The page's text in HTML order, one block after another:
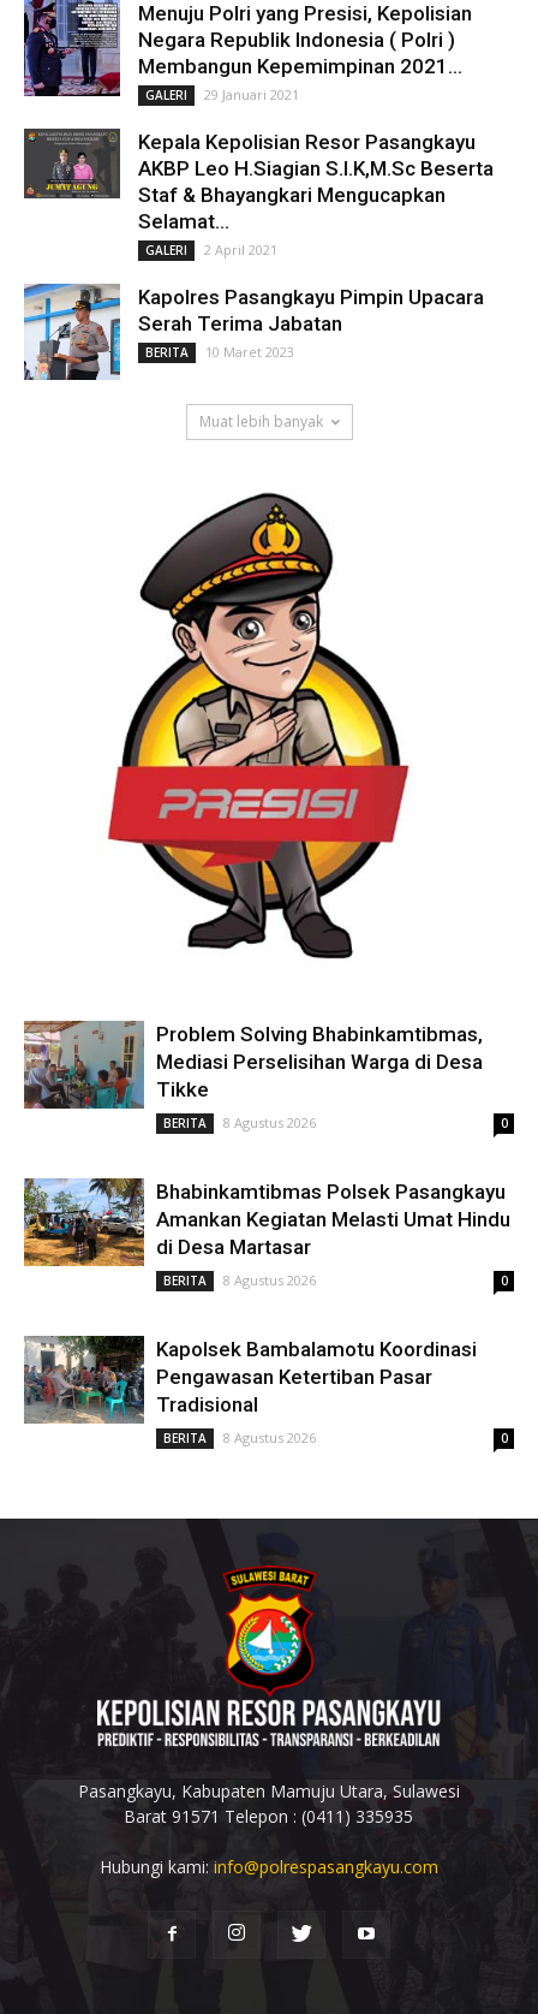
Menuju Polri yang Presisi, Kepolisian
Negara Republik Indonesia ( Polri )
Membangun Kepemimpinan 2021...
GALERI 29 Januari 2021
Kepala Kepolisian Resor Pasangkayu
AKBP Leo H.Siagian S.I.K,M.Sc Beserta
Staf & Bhayangkari Mengucapkan
Selamat...
GALERI 2 April 2021
Kapolres Pasangkayu Pimpin Upacara
Serah Terima Jabatan
BERITA 10 Maret 2023
Muat lebih banyak
Problem Solving Bhabinkamtibmas,
Mediasi Perselisihan Warga di Desa
Tikke
BERITA 8 Agustus 2026 0
Bhabinkamtibmas Polsek Pasangkayu
Amankan Kegiatan Melasti Umat Hindu
di Desa Martasar
BERITA 8 Agustus 2026 0
Kapolsek Bambalamotu Koordinasi
Pengawasan Ketertiban Pasar
Tradisional
BERITA 8 Agustus 2026 0
Pasangkayu, Kabupaten Mamuju Utara, Sulawesi
Barat 91571 Telepon : (0411) 335935
Hubungi kami: info@polrespasangkayu.com